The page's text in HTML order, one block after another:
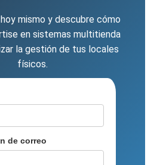
mismo y descubre cómo
en sistemas multitienda
la gestión de tus locales
físicos.